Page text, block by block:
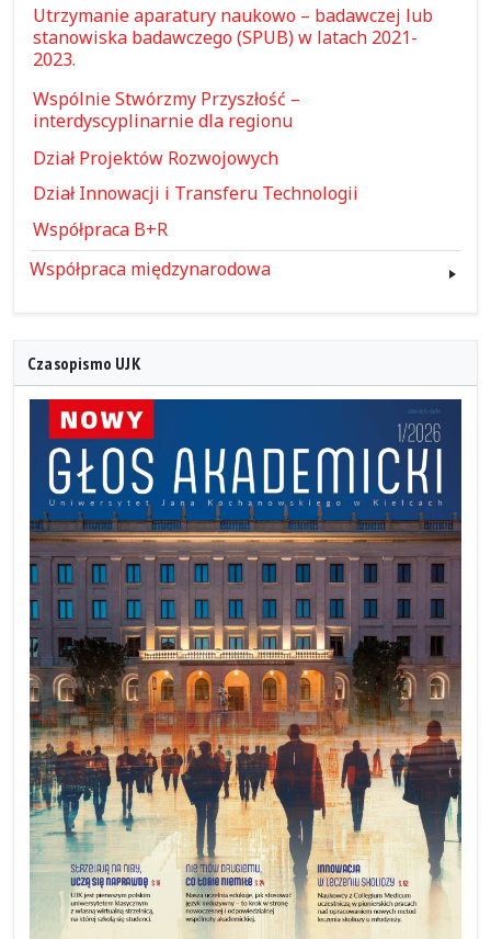
Utrzymanie aparatury naukowo – badawczej lub
stanowiska badawczego (SPUB) w latach 2021-
2023.
Wspólnie Stwórzmy Przyszłość –
interdyscyplinarnie dla regionu
Dział Projektów Rozwojowych
Dział Innowacji i Transferu Technologii
Współpraca B+R
Współpraca międzynarodowa
Czasopismo UJK